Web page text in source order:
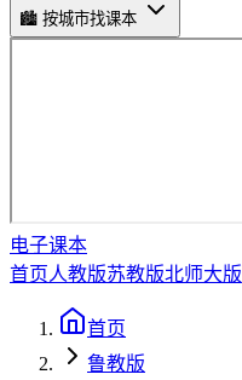
🏙️ 按城市找课本
电子课本
首页人教版苏教版北师大版
首页
鲁教版